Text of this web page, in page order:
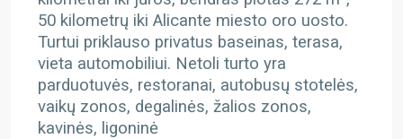
50 kilometrų iki Alicante miesto oro uosto.
Turtui priklauso privatus baseinas, terasa,
vieta automobiliui. Netoli turto yra
parduotuvės, restoranai, autobusų stotelės,
vaikų zonos, degalinės, žalios zonos,
kavinės, ligoninė